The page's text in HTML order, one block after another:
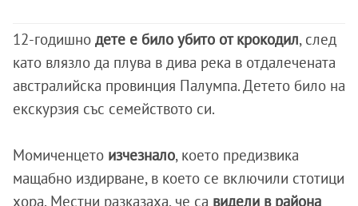
12-годишно дете е било убито от крокодил, след
като влязло да плува в дива река в отдалечената
австралийска провинция Палумпа. Детето било на
екскурзия със семейството си.
Момиченцето изчезнало, което предизвика
мащабно издирване, в което се включили стотици
хора. Местни разказаха, че са видели в района